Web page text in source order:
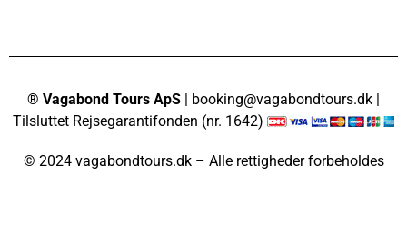
® Vagabond Tours ApS | booking@vagabondtours.dk |
Tilsluttet Rejsegarantifonden (nr. 1642)
© 2024 vagabondtours.dk – Alle rettigheder forbeholdes